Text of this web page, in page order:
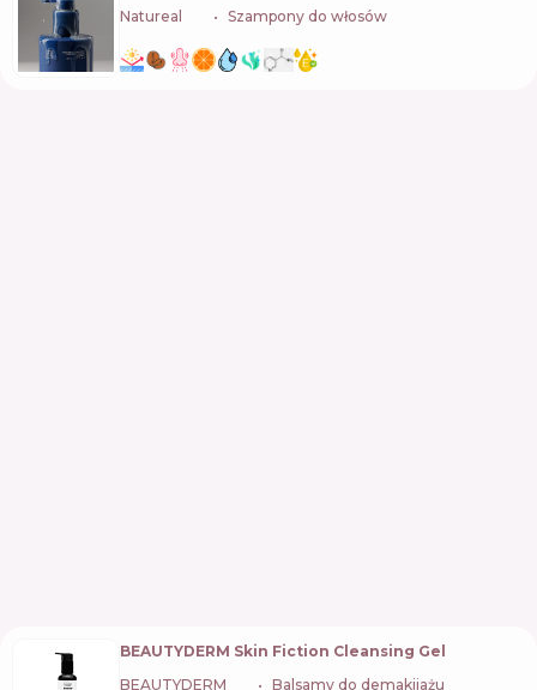
Natureal
Szampony do włosów
BEAUTYDERM Skin Fiction Cleansing Gel
BEAUTYDERM
Balsamy do demakijażu